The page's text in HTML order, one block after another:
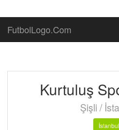
FutbolLogo.Com
Kurtuluş
Şişli /
İstanbul